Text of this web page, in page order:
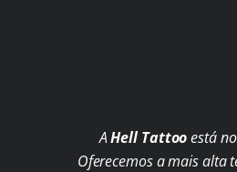
AHell Tattooestá
Oferecemos a mais alta